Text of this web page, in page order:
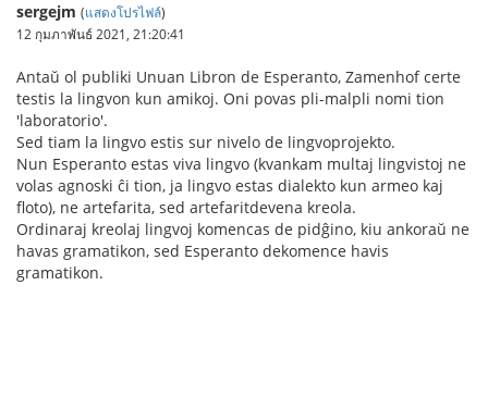
sergejm (แสดงโปรไฟล์)
12 กุมภาพันธ์ 2021, 21:20:41
Antaŭ ol publiki Unuan Libron de Esperanto, Zamenhof certe
testis la lingvon kun amikoj. Oni povas pli-malpli nomi tion
'laboratorio'.
Sed tiam la lingvo estis sur nivelo de lingvoprojekto.
Nun Esperanto estas viva lingvo (kvankam multaj lingvistoj ne
volas agnoski ĉi tion, ja lingvo estas dialekto kun armeo kaj
floto), ne artefarita, sed artefaritdevena kreola.
Ordinaraj kreolaj lingvoj komencas de pidĝino, kiu ankoraŭ ne
havas gramatikon, sed Esperanto dekomence havis
gramatikon.